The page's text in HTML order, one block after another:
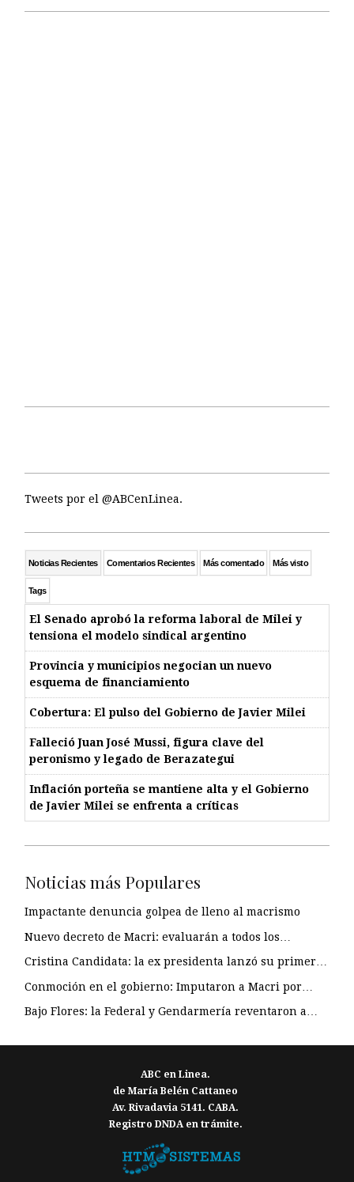
Tweets por el @ABCenLinea.
Noticias Recientes Comentarios Recientes Más comentado Más visto
Tags
El Senado aprobó la reforma laboral de Milei y
tensiona el modelo sindical argentino
Provincia y municipios negocian un nuevo
esquema de financiamiento
Cobertura: El pulso del Gobierno de Javier Milei
Falleció Juan José Mussi, figura clave del
peronismo y legado de Berazategui
Inflación porteña se mantiene alta y el Gobierno
de Javier Milei se enfrenta a críticas
Noticias más Populares
Impactante denuncia golpea de lleno al macrismo
Nuevo decreto de Macri: evaluarán a todos los…
Cristina Candidata: la ex presidenta lanzó su primer…
Conmoción en el gobierno: Imputaron a Macri por…
Bajo Flores: la Federal y Gendarmería reventaron a…
ABC en Linea.
de María Belén Cattaneo
Av. Rivadavia 5141. CABA.
Registro DNDA en trámite.